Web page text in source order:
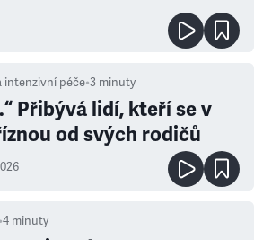
intenzivní péče•3 minuty
Přibývá lidí, kteří se v
od svých rodičů
•4 minuty